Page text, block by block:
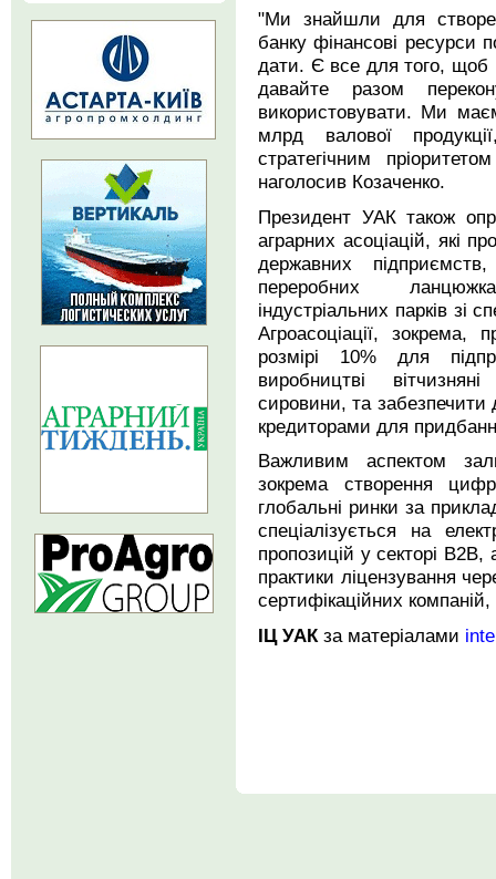
"Ми знайшли для
банку фінансові ресурси
дати. Є все для того, щоб
давайте разом
використовувати. Ми
млрд валової
стратегічним
наголосив Козаченко.
Президент УАК також
аграрних асоціацій, які
державних
переробних
індустріальних парків
Агроасоціації, зокрема,
розмірі 10% для
виробництві
сировини, та забезпечити
кредиторами для
Важливим аспектом
зокрема створення
глобальні ринки за
спеціалізується на
пропозицій у секторі
практики ліцензування
сертифікаційних
ІЦ УАК за матеріалами